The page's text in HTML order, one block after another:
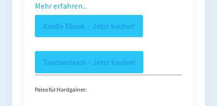
Mehr erfahren...
Kindle Ebook - Jetzt kaufen!
Taschenbuch - Jetzt kaufen!
Paleo für Hardgainer: